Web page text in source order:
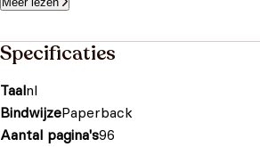
Specificaties
Taalnl
BindwijzePaperback
Aantal pagina's96